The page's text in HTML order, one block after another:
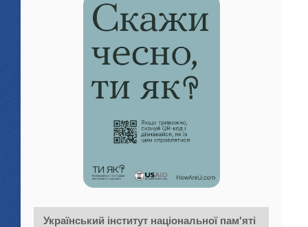
Український інститут національної пам'яті